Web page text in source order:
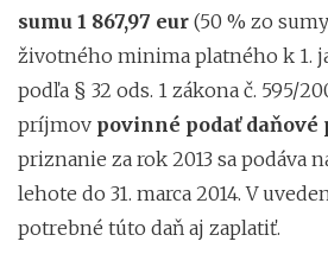
sumu 1 867,97 eur (50 % zo
životného minima platného k 1.
podľa § 32 ods. 1 zákona č. 595/
príjmov povinné podať
priznanie za rok 2013 sa podáva
lehote do 31. marca 2014. V
potrebné túto daň aj zaplatiť.